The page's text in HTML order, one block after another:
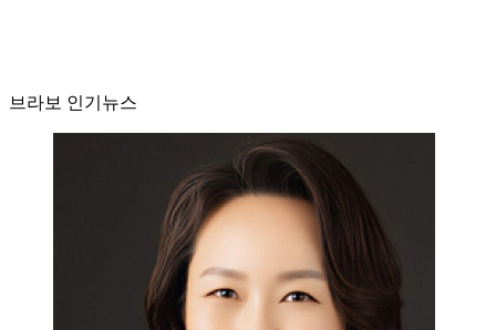
브라보 인기뉴스